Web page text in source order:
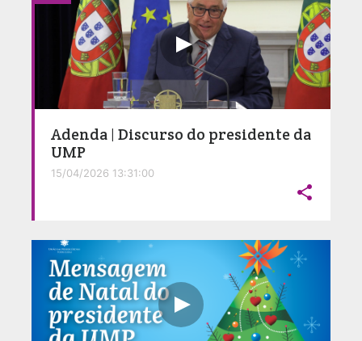
Adenda | Discurso do presidente da
UMP
15/04/2026 13:31:00
